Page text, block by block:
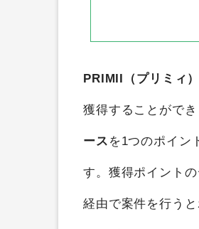
PRIMII（プリミィ
獲得することができ
ース を1つのポイ